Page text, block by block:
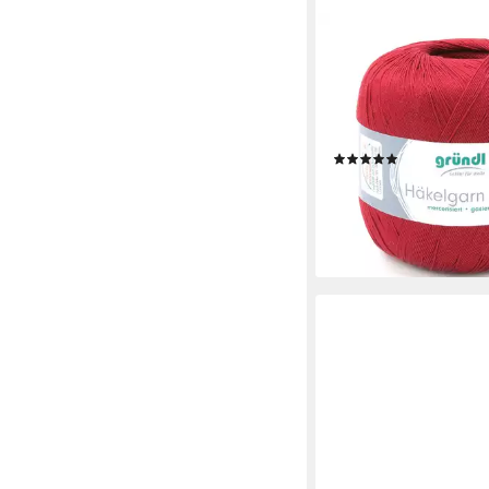
Häkelgarn 100,
Häkeln Handarbeiten
Häkelwolle, 566,00 m
(Baumwollgarn,
waschbar(18)
5,29 €
(52,90 €/ 1 kg)
lieferbar - in 4-5
+15